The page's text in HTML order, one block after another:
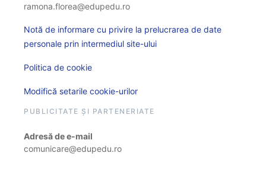
ramona.florea@edupedu.ro
Notă de informare cu privire la prelucrarea de date
personale prin intermediul site-ului
Politica de cookie
Modifică setarile cookie-urilor
PUBLICITATE ȘI PARTENERIATE
Adresă de e-mail
comunicare@edupedu.ro